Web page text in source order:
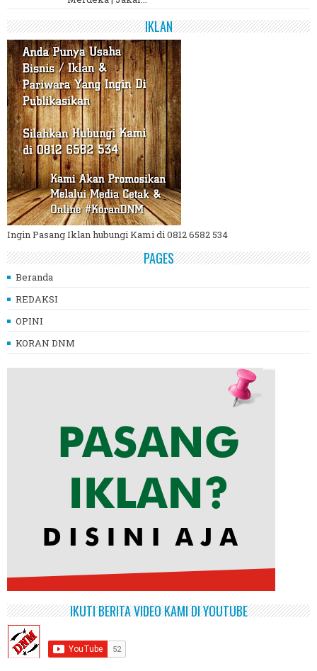
IKLAN
Ingin Pasang Iklan hubungi Kami di 0812 6582 534
PAGES
Beranda
REDAKSI
OPINI
KORAN DNM
IKUTI BERITA VIDEO KAMI DI YOUTUBE